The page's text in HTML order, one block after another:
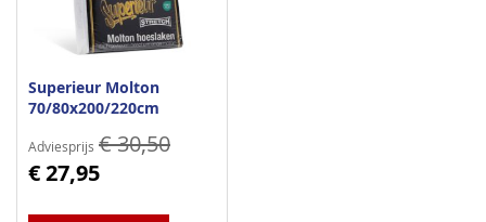
Superieur Molton
70/80x200/220cm
Adviesprijs € 30,50
€ 27,95